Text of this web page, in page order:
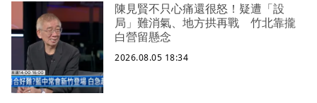
陳見賢不只心痛還很怒！疑遭「設
局」難消氣、地方拱再戰 竹北靠攏
白營留懸念
2026.08.05 18:34